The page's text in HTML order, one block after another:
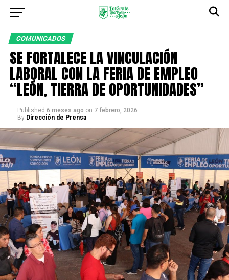
COMUNICADOS
SE FORTALECE LA VINCULACIÓN
LABORAL CON LA FERIA DE EMPLEO
“LEÓN, TIERRA DE OPORTUNIDADES”
Published 6 meses ago on 7 febrero, 2026
By Dirección de Prensa